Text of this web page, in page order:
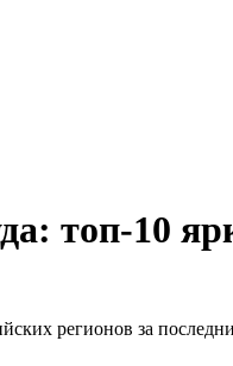
топ-10
регионов за